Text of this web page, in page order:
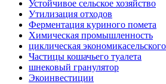
Устойчивое сельское хозяйство
Утилизация отходов
Ферментация куриного помета
Химическая промышленность
циклическая
Частицы кошачьего туалета
шнековый гранулятор
Экоинвестиции